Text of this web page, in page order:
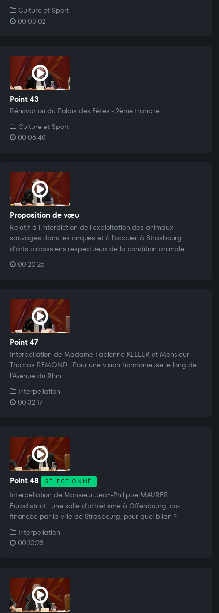
Culture et Sport
00:03:02
Point 43
Rénovation du Palais des Fêtes - 2ème tranche.
Culture et Sport
00:06:40
Proposition de vœu
Relatif à l’interdiction de l’exploitation des animaux
sauvages dans les cirques et à l’accueil à Strasbourg
d’arts circassiens respectueux de la condition animale.
00:20:25
Point 47
Interpellation de Madame Fabienne KELLER et Monsieur
Thomas REMOND : Pour une vision harmonieuse le long de
l’Avenue du Rhin.
Interpellation
00:32:17
Point 48 SÉLECTIONNÉ
Interpellation de Monsieur Jean-Philippe MAURER :
Eurodistrict : une salle d’athlétisme à Offenbourg, co-
financée par la ville de Strasbourg, pour quel bilan ?
Interpellation
00:10:23